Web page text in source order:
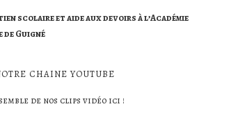
scolaire et aide aux devoirs à l’Académie
de Guigné
CHAINE YOUTUBE
de nos clips vidéo ici !